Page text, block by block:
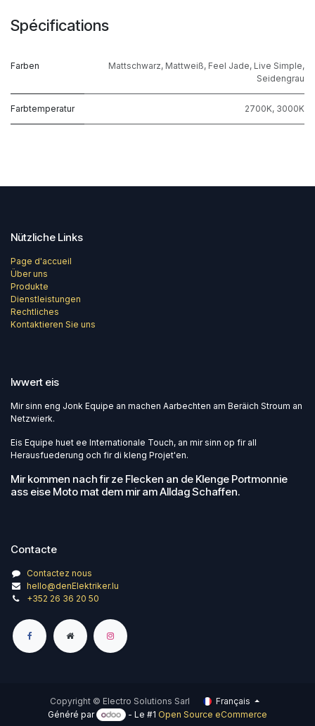
Spécifications
Farben Mattschwarz, Mattweiß, Feel Jade, Live Simple,
Seidengrau
Farbtemperatur 2700K, 3000K
Nützliche Links
Page d'accueil
Über uns
Produkte
Dienstleistungen
Rechtliches
Kontaktieren Sie uns
Iwwert eis
Mir sinn eng Jonk Equipe an machen Aarbechten am Beräich Stroum an
Netzwierk.
Eis Equipe huet ee Internationale Touch, an mir sinn op fir all
Herausfuederung och fir di kleng Projet'en.
Mir kommen nach fir ze Flecken an de Klenge Portmonnie
ass eise Moto mat dem mir am Alldag Schaffen.
Contacte
Contactez nous
hello@denElektriker.lu
+352 26 36 20 50
Copyright © Electro Solutions Sarl
Français
Généré par
- Le #1 Open Source eCommerce